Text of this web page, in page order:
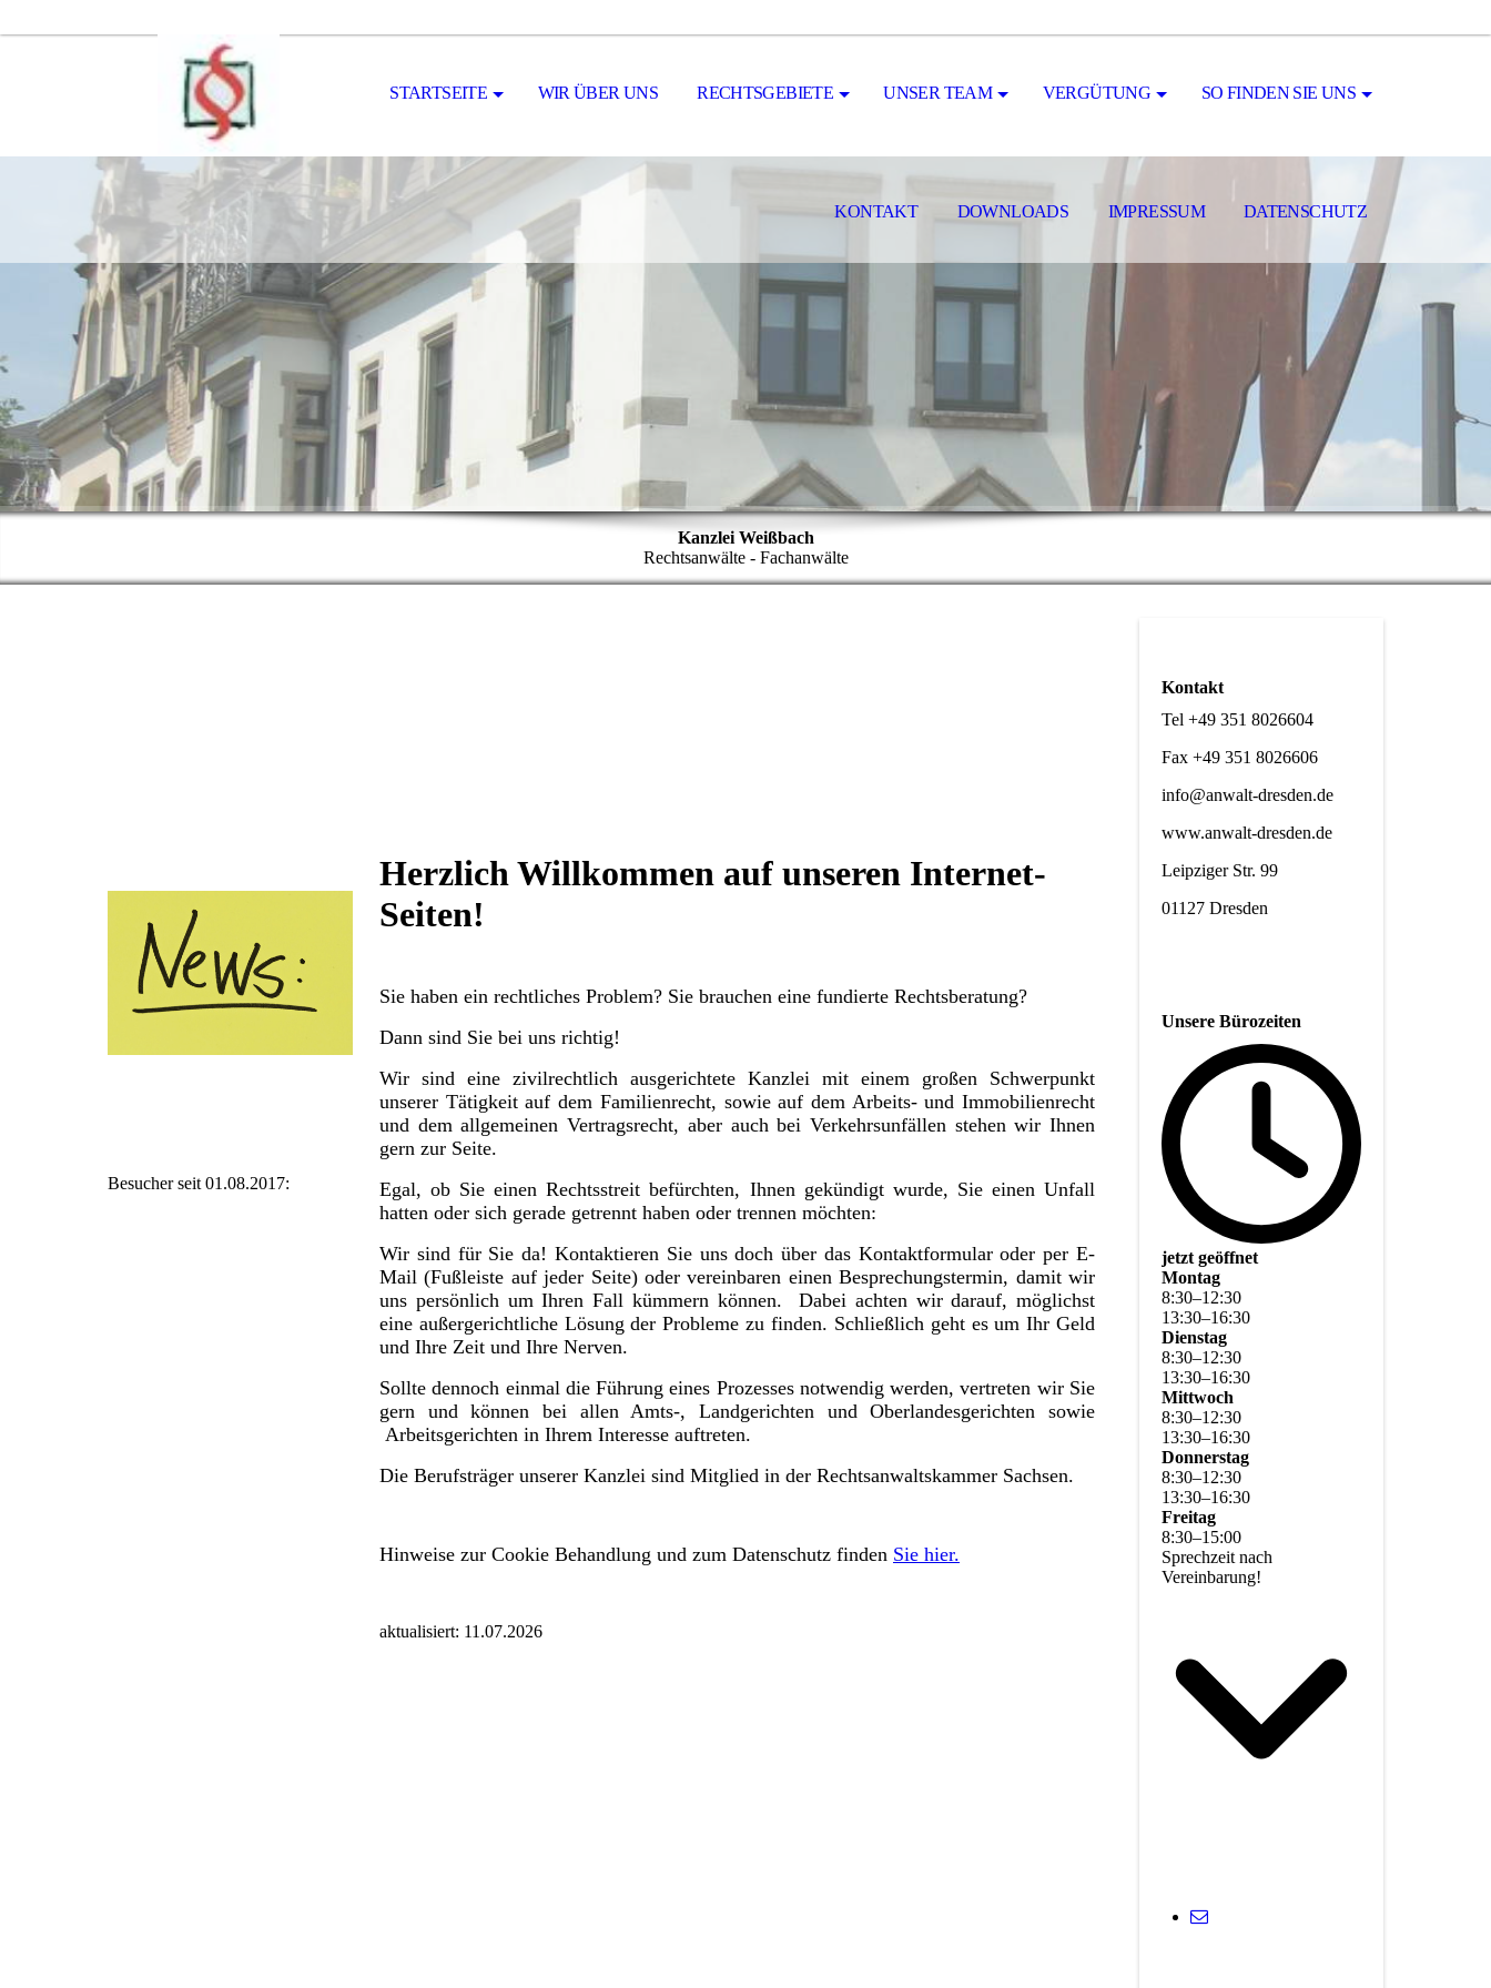
STARTSEITE WIR ÜBER UNS RECHTSGEBIETE UNSER TEAM VERGÜTUNG SO FINDEN SIE UNS
KONTAKT DOWNLOADS IMPRESSUM DATENSCHUTZ
Kanzlei Weißbach
Rechtsanwälte - Fachanwälte
Besucher seit 01.08.2017:
Herzlich Willkommen auf unseren Internet-
Seiten!
Sie haben ein rechtliches Problem? Sie brauchen eine fundierte Rechtsberatung?
Dann sind Sie bei uns richtig!
Wir sind eine zivilrechtlich ausgerichtete Kanzlei mit einem großen Schwerpunkt
unserer Tätigkeit auf dem Familienrecht, sowie auf dem Arbeits- und Immobilienrecht
und dem allgemeinen Vertragsrecht, aber auch bei Verkehrsunfällen stehen wir Ihnen
gern zur Seite.
Egal, ob Sie einen Rechtsstreit befürchten, Ihnen gekündigt wurde, Sie einen Unfall
hatten oder sich gerade getrennt haben oder trennen möchten:
Wir sind für Sie da! Kontaktieren Sie uns doch über das Kontaktformular oder per E-
Mail (Fußleiste auf jeder Seite) oder vereinbaren einen Besprechungstermin, damit wir
uns persönlich um Ihren Fall kümmern können. Dabei achten wir darauf, möglichst
eine außergerichtliche Lösung der Probleme zu finden. Schließlich geht es um Ihr Geld
und Ihre Zeit und Ihre Nerven.
Sollte dennoch einmal die Führung eines Prozesses notwendig werden, vertreten wir Sie
gern und können bei allen Amts-, Landgerichten und Oberlandesgerichten sowie
Arbeitsgerichten in Ihrem Interesse auftreten.
Die Berufsträger unserer Kanzlei sind Mitglied in der Rechtsanwaltskammer Sachsen.
Hinweise zur Cookie Behandlung und zum Datenschutz finden Sie hier.
aktualisiert: 11.07.2026
Kontakt
Tel +49 351 8026604
Fax +49 351 8026606
info@anwalt-dresden.de
www.anwalt-dresden.de
Leipziger Str. 99
01127 Dresden
Unsere Bürozeiten
jetzt geöffnet
Montag
8:30–12:30
13:30–16:30
Dienstag
8:30–12:30
13:30–16:30
Mittwoch
8:30–12:30
13:30–16:30
Donnerstag
8:30–12:30
13:30–16:30
Freitag
8:30–15:00
Sprechzeit nach
Vereinbarung!